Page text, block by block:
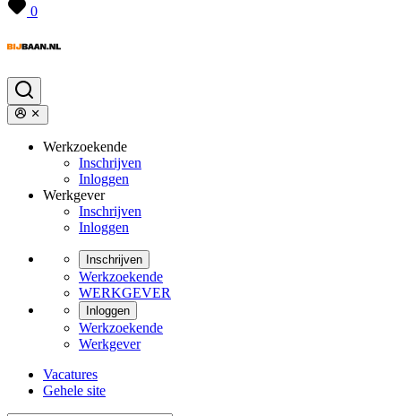
0
Werkzoekende
Inschrijven
Inloggen
Werkgever
Inschrijven
Inloggen
Inschrijven
Werkzoekende
WERKGEVER
Inloggen
Werkzoekende
Werkgever
Vacatures
Gehele site